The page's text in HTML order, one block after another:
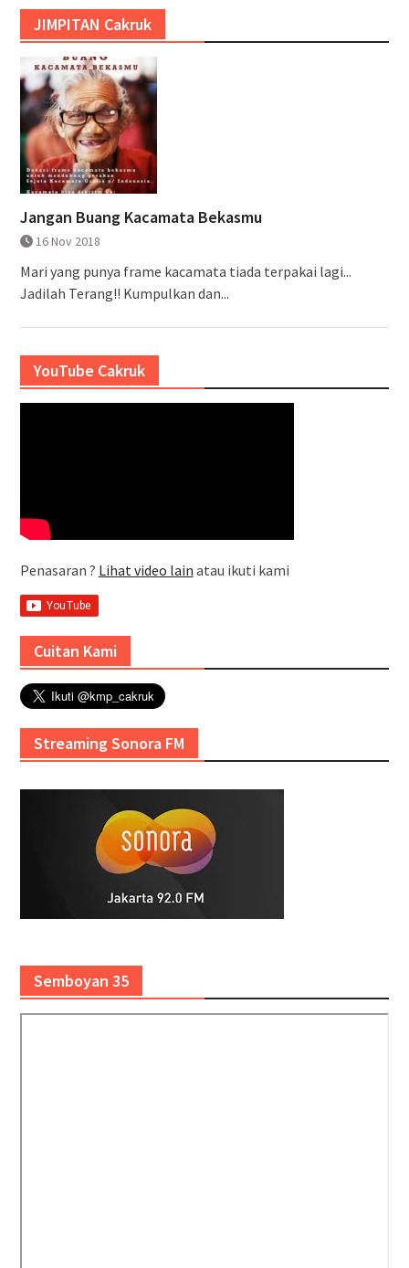
JIMPITAN Cakruk
Jangan Buang Kacamata Bekasmu
16 Nov 2018
Mari yang punya frame kacamata tiada terpakai lagi...
Jadilah Terang!! Kumpulkan dan...
YouTube Cakruk
Penasaran ? Lihat video lain atau ikuti kami
Cuitan Kami
Streaming Sonora FM
Semboyan 35